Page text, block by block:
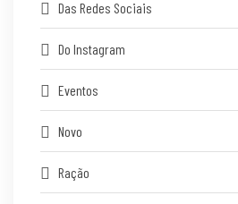
Das Redes Sociais
Do Instagram
Eventos
Novo
Ração